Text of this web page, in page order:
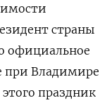
страны
официальное
при Владимире
праздник